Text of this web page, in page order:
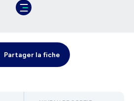
Partager la fiche